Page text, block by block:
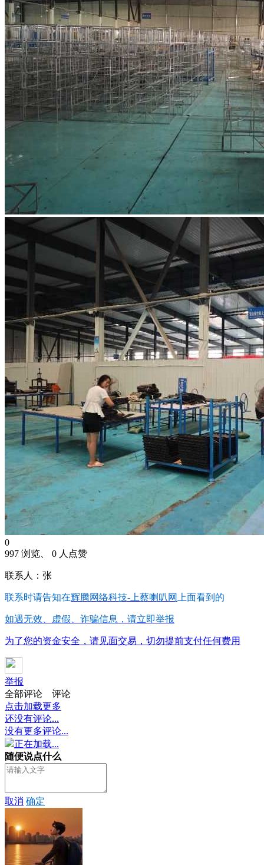
0
997 浏览、 0 人点赞
联系人：张
联系时请告知在辉腾网络科技-上蔡喇叭网 上面看到的
如遇无效、虚假、诈骗信息，请立即举报
为了您的资金安全，请见面交易，切勿提前支付任何费用
举报
全部评论
评论
点击加载更多
还没有评论...
没有更多评论...
正在加载...
随便说点什么
取消 确定